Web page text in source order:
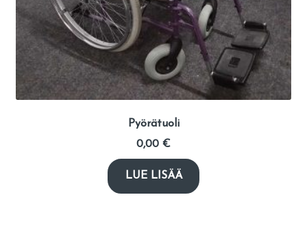
Pyörätuoli
0,00 €
LUE LISÄÄ